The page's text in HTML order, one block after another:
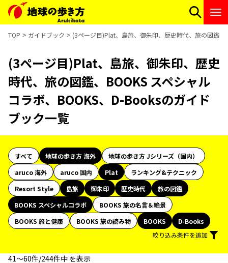
TOP ガイドブック (3ページ目)Plat、島旅、御朱印、歴史時代、旅の図鑑
(3ページ目)Plat、島旅、御朱印、歴史
時代、旅の図鑑、BOOKS スペシャル
コラボ、BOOKS、D-Booksのガイド
ブック一覧
すべて 地球の歩き方 海外
地球の歩き方 Jシリーズ（国内）
aruco 海外
aruco 国内 Plat
ランキング&テクニック
Resort Style
島旅 御朱印 歴史時代
旅の図鑑
BOOKS スペシャルコラボ
BOOKS 旅の名言＆絶景
BOOKS 旅と健康
BOOKS 旅の読み物 BOOKS
D-Books
絞り込み条件を追加
41〜60件/244件中 を表示